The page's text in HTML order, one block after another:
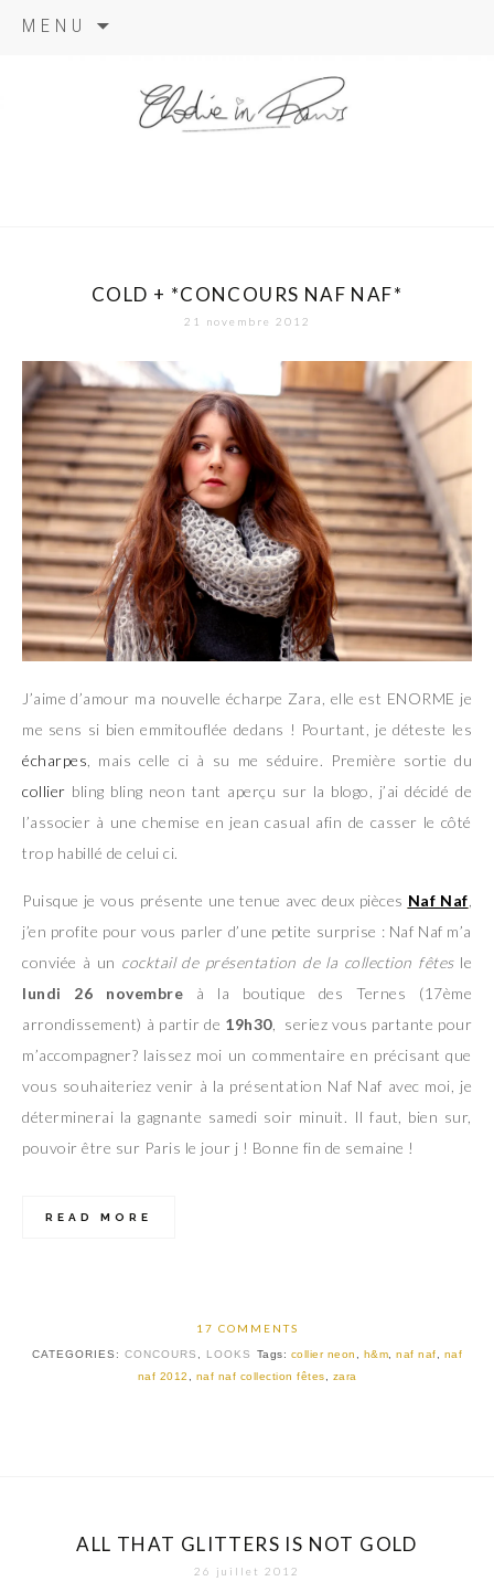
MENU
COLD + *CONCOURS NAF NAF*
21 novembre 2012
J’aime d’amour ma nouvelle écharpe Zara, elle est ENORME je
me sens si bien emmitouflée dedans ! Pourtant, je déteste les
écharpes , mais celle ci à su me séduire. Première sortie du
collier bling bling neon tant aperçu sur la blogo, j’ai décidé de
l’associer à une chemise en jean casual afin de casser le côté
trop habillé de celui ci.
Puisque je vous présente une tenue avec deux pièces Naf Naf
j’en profite pour vous parler d’une petite surprise : Naf Naf m’a
conviée à un cocktail de présentation de la collection fêtesle
lundi 26 novembre à la boutique des Ternes (17ème
arrondissement) à partir de 19h30, seriez vous partante pour
m’accompagner? laissez moi un commentaire en précisant que
vous souhaiteriez venir à la présentation Naf Naf avec moi, je
déterminerai la gagnante samedi soir minuit. Il faut, bien sur,
pouvoir être sur Paris le jour j ! Bonne fin de semaine !
READ MORE
17 COMMENTS
CATEGORIES: CONCOURS LOOKS Tags: collier neon h&m ,naf naf
naf
naf 2012
naf naf collection fêtes zara
ALL THAT GLITTERS IS NOT GOLD
26 juillet 2012